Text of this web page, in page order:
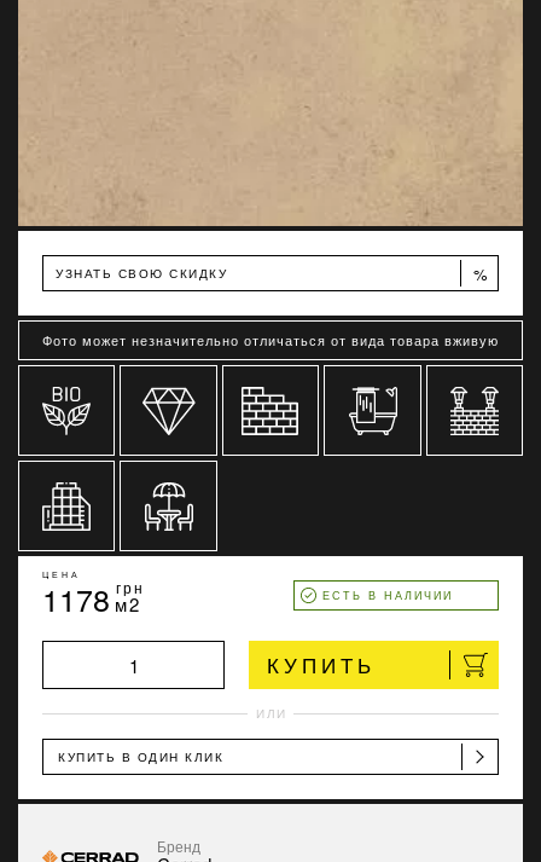
УЗНАТЬ СВОЮ СКИДКУ %
Фото может незначительно отличаться от вида товара вживую
ЦЕНА
1178 грн
м2 ЕСТЬ В НАЛИЧИИ
КУПИТЬ
ИЛИ
КУПИТЬ В ОДИН КЛИК
Бренд